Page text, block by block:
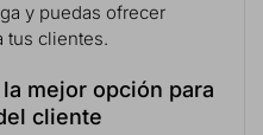
y puedas ofrecer
tus clientes.
mejor opción para
cliente